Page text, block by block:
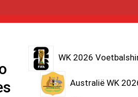
WK 2026
Australië WK